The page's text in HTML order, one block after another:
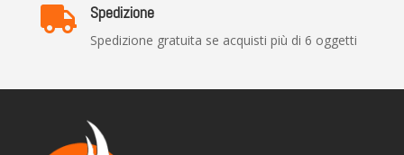
 Spedizione
Spedizione gratuita se acquisti più di 6 oggetti